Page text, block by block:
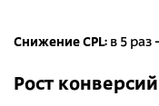
Снижение CPL: в 5 раз
Рост конверсий